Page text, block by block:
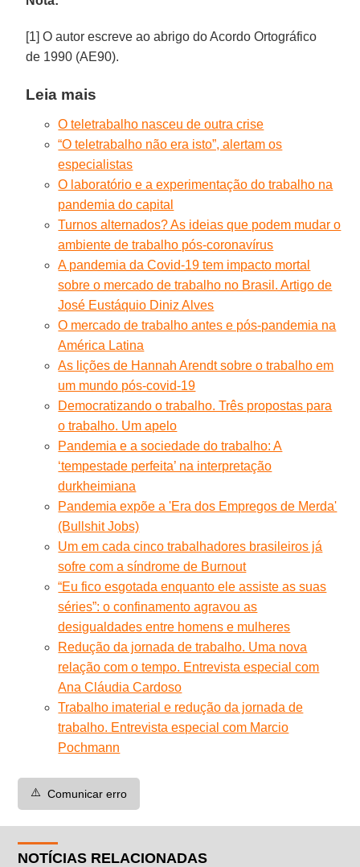
[1] O autor escreve ao abrigo do Acordo Ortográfico
de 1990 (AE90).
Leia mais
O teletrabalho nasceu de outra crise
“O teletrabalho não era isto”, alertam os
especialistas
O laboratório e a experimentação do trabalho na
pandemia do capital
Turnos alternados? As ideias que podem mudar o
ambiente de trabalho pós-coronavírus
A pandemia da Covid-19 tem impacto mortal
sobre o mercado de trabalho no Brasil. Artigo de
José Eustáquio Diniz Alves
O mercado de trabalho antes e pós-pandemia na
América Latina
As lições de Hannah Arendt sobre o trabalho em
um mundo pós-covid-19
Democratizando o trabalho. Três propostas para
o trabalho. Um apelo
Pandemia e a sociedade do trabalho: A
‘tempestade perfeita’ na interpretação
durkheimiana
Pandemia expõe a 'Era dos Empregos de Merda'
(Bullshit Jobs)
Um em cada cinco trabalhadores brasileiros já
sofre com a síndrome de Burnout
“Eu fico esgotada enquanto ele assiste as suas
séries”: o confinamento agravou as
desigualdades entre homens e mulheres
Redução da jornada de trabalho. Uma nova
relação com o tempo. Entrevista especial com
Ana Cláudia Cardoso
Trabalho imaterial e redução da jornada de
trabalho. Entrevista especial com Marcio
Pochmann
⚠️ Comunicar erro
NOTÍCIAS RELACIONADAS